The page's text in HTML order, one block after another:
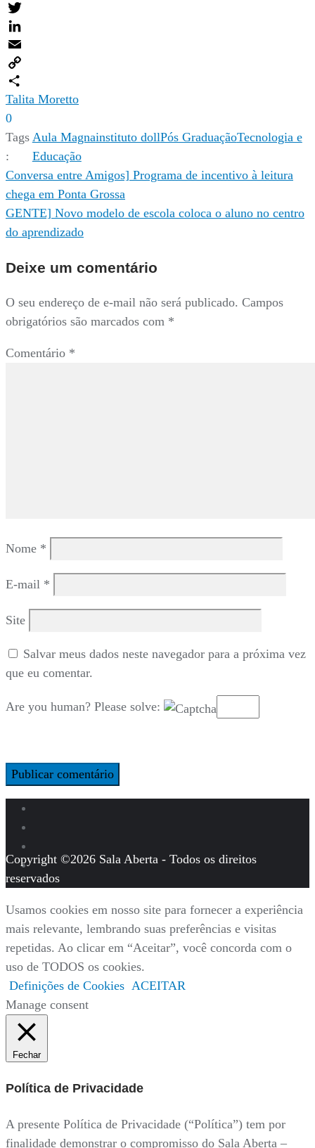
Facebook
Twitter
LinkedIn
Email
Copy
Link
Compartilhar
Talita Moretto
0
Tags
:
Aula Magnainstituto dollPós GraduaçãoTecnologia e
Educação
Navegação
de
Post
Conversa entre Amigos] Programa de incentivo à leitura
chega em Ponta Grossa
GENTE] Novo modelo de escola coloca o aluno no centro
do aprendizado
Deixe um comentário
O seu endereço de e-mail não será publicado. Campos
obrigatórios são marcados com *
Comentário *
Nome *
E-mail *
Site
Salvar meus dados neste navegador para a próxima vez
que eu comentar.
Are you human? Please solve:
Copyright ©2026 Sala Aberta - Todos os direitos
reservados
Usamos cookies em nosso site para fornecer a experiência
mais relevante, lembrando suas preferências e visitas
repetidas. Ao clicar em “Aceitar”, você concorda com o
uso de TODOS os cookies.
Definições de Cookies ACEITAR
Manage consent
Fechar
Política de Privacidade
A presente Política de Privacidade (“Política”) tem por
finalidade demonstrar o compromisso do Sala Aberta –